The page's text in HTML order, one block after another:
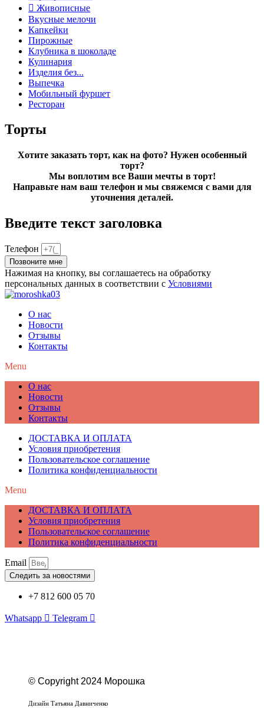
Живописные
Вкусные мелочи
Капкейки
Пирожные
Клубника в шоколаде
Кулинария
Изделия без...
Выпечка
Мобильный фуршет
Ресторан
Торты
Хотите заказать торт, как на фото? Нужен особенный
торт?
Мы воплотим все Ваши мечты в торт!
Направьте нам ваш телефон и мы свяжемся с вами для
уточнения деталей.
Введите текст заголовка
Телефон
Позвоните мне
Нажимая на кнопку, вы соглашаетесь на обработку
персональных данных в соответствии с Условиями
О нас
Новости
Отзывы
Контакты
Menu
О нас
Новости
Отзывы
Контакты
ДОСТАВКА И ОПЛАТА
Условия приобретения
Пользовательское соглашение
Политика конфиденциальности
Menu
ДОСТАВКА И ОПЛАТА
Условия приобретения
Пользовательское соглашение
Политика конфиденциальности
Email
Следить за новостями
+7 812 600 05 70
Whatsapp Telegram
© Copyright 2024 Морошка
Дизайн Татьяна Давниченко